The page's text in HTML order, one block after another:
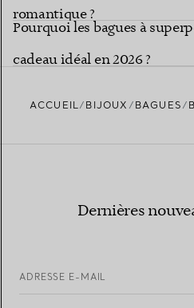
romantique ?
Pourquoi les bagues à
cadeau idéal en 2026 ?
ACCUEIL BIJOUX BAGUES
Dernières
ADRESSE E-MAIL